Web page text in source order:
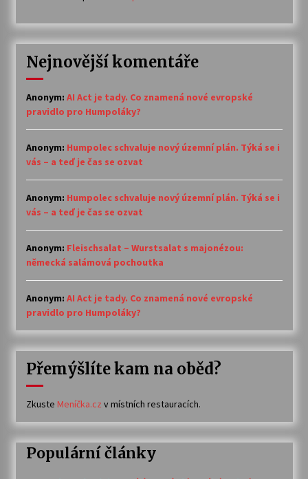
Nejnovější komentáře
Anonym: AI Act je tady. Co znamená nové evropské
pravidlo pro Humpoláky?
Anonym: Humpolec schvaluje nový územní plán. Týká se i
vás – a teď je čas se ozvat
Anonym: Humpolec schvaluje nový územní plán. Týká se i
vás – a teď je čas se ozvat
Anonym: Fleischsalat – Wurstsalat s majonézou:
německá salámová pochoutka
Anonym: AI Act je tady. Co znamená nové evropské
pravidlo pro Humpoláky?
Přemýšlíte kam na oběd?
Zkuste Meníčka.cz v místních restauracích.
Populární články